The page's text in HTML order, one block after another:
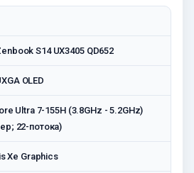
S14 UX3405 QD652
OLED
Ultra 7-155H (3.8GHz - 5.2GHz)
22-потока)
Xe Graphics